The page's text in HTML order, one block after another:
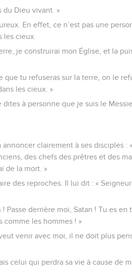
du Dieu vivant. »
En effet, ce n’est pas une
les cieux.
je construirai mon Église, et la
tu refuseras sur la terre, on le
les cieux. »
à personne que je suis le
clairement à ses disciples :
des chefs des prêtres et des
de la mort. »
des reproches. Il lui dit : «
Passe derrière moi, Satan ! Tu es
comme les hommes ! »
venir avec moi, il ne doit plus
celui qui perdra sa vie à cause de